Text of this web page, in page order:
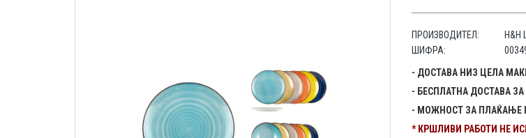
ПРОИЗВОДИТЕЛ:
H&H
ШИФРА:
- ДОСТАВА НИЗ ЦЕЛА
- БЕСПЛАТНА ДОСТАВА
- МОЖНОСТ ЗА ПЛАЌАЊЕ
* КРШЛИВИ РАБОТИ НЕ